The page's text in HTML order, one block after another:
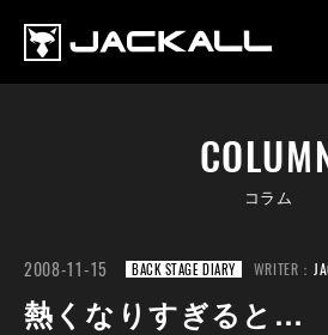
コラム
2008-11-15 BACK STAGE DIARY WRITER：
熱くなりすぎると…